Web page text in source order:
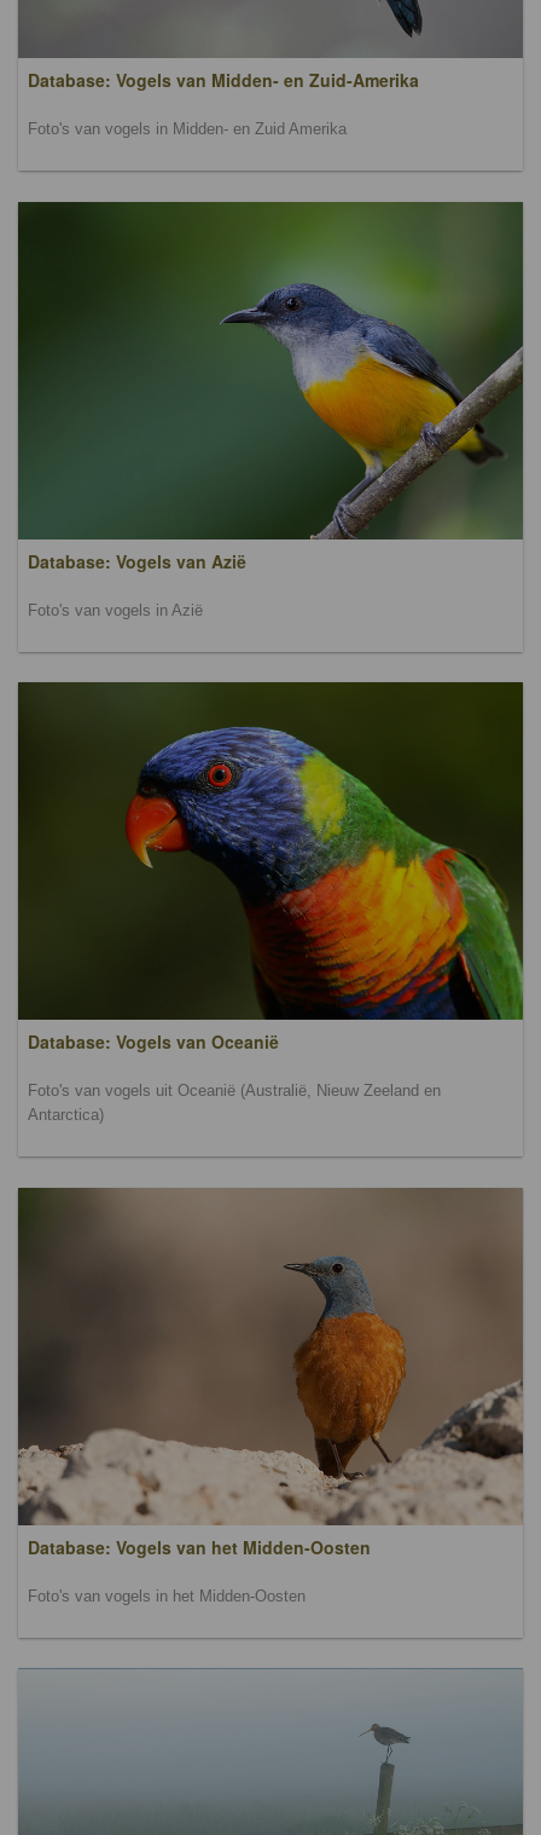
Database: Vogels van Midden- en Zuid-Amerika
Foto's van vogels in Midden- en Zuid Amerika
Database: Vogels van Azië
Foto's van vogels in Azië
Database: Vogels van Oceanië
Foto's van vogels uit Oceanië (Australië, Nieuw Zeeland en
Antarctica)
Database: Vogels van het Midden-Oosten
Foto's van vogels in het Midden-Oosten